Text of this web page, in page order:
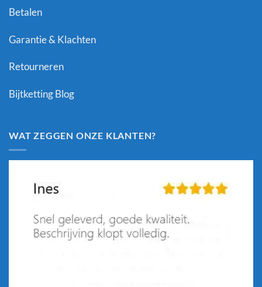
Betalen
Garantie & Klachten
Retourneren
Bijtketting Blog
WAT ZEGGEN ONZE KLANTEN?